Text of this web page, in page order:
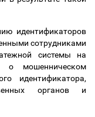
идентификаторов
сотрудниками
системы на
о мошенническом
идентификатора,
органов и